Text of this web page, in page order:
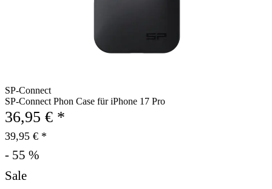
SP-Connect
SP-Connect Phon Case für iPhone 17 Pro
36,95 € *
39,95 € *
- 55 %
Sale